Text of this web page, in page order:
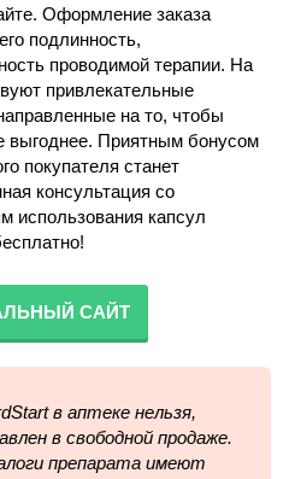
Оформление заказа
подлинность,
проводимой терапии. На
привлекательные
на то, чтобы
выгоднее. Приятным бонусом
покупателя станет
консультация со
использования капсул
САЙТ
в аптеке нельзя,
в свободной продаже.
препарата имеют